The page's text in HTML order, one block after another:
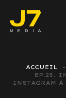
ACCUEIL
EP.25.
INSTAGRAM À